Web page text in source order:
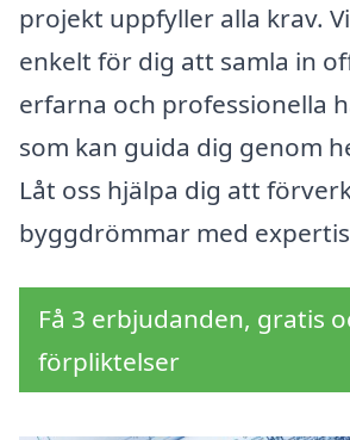
projekt uppfyller alla krav.
enkelt för dig att samla in
erfarna och professionella
som kan guida dig genom
Låt oss hjälpa dig att
byggdrömmar med
Få 3 erbjudanden, gratis
förpliktelser